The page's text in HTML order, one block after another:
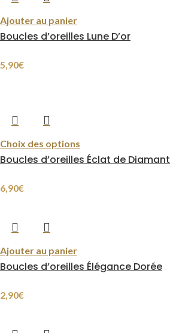
Ajouter au panier
Boucles d’oreilles Lune D’or
5,90€
Choix des options
Boucles d’oreilles Éclat de Diamant
6,90€
Ajouter au panier
Boucles d’oreilles Élégance Dorée
2,90€